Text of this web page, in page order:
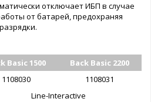
отключает ИБП в случае
от батарей, предохраняя
Basic 1500
Back Basic 2200
1108030
1108031
Line-Interactive